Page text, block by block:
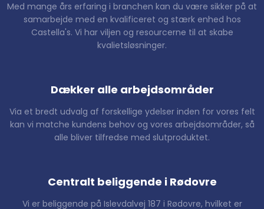
Med mange års erfaring i branchen kan du være sikker på at
samarbejde med en kvalificeret og stærk ​enhed hos
Castella's. Vi har viljen og resourcerne til at skabe
kvalietsløsninger.
Dækker alle arbejdsområder
Via et bredt udvalg af forskellige ydelser inden for vores felt
kan vi matche kundens behov og vores arbejdsområder, så
alle bliver tilfredse med slutproduktet.
Centralt beliggende i Rødovre
​​Vi er beliggende på Islevdalvej 187 i Rødovre, hvilket er